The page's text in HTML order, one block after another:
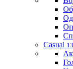
Casual